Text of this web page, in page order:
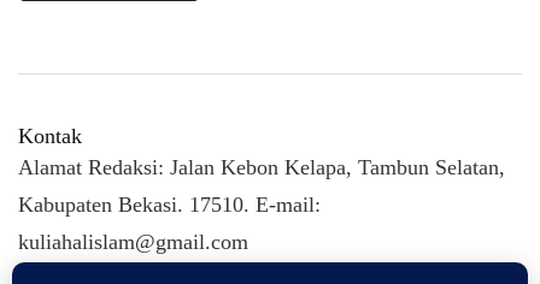
Kontak
Alamat Redaksi: Jalan Kebon Kelapa, Tambun Selatan,
Kabupaten Bekasi. 17510. E-mail:
kuliahalislam@gmail.com